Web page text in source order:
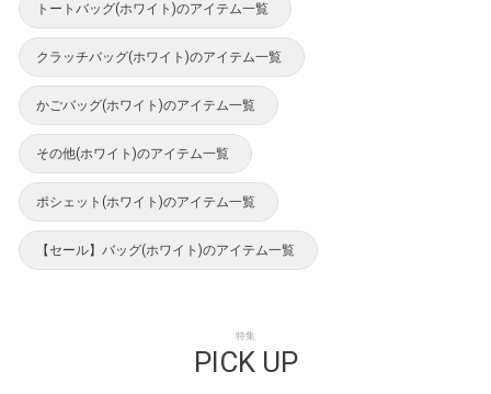
トートバッグ(ホワイト)のアイテム一覧
クラッチバッグ(ホワイト)のアイテム一覧
かごバッグ(ホワイト)のアイテム一覧
その他(ホワイト)のアイテム一覧
ポシェット(ホワイト)のアイテム一覧
【セール】バッグ(ホワイト)のアイテム一覧
特集
PICK UP